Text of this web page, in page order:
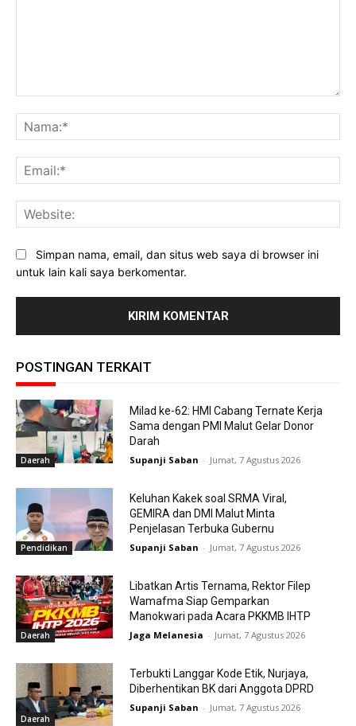
Simpan nama, email, dan situs web saya di browser ini
untuk lain kali saya berkomentar.
POSTINGAN TERKAIT
Daerah
Milad ke-62: HMI Cabang Ternate Kerja
Sama dengan PMI Malut Gelar Donor
Darah
Supanji Saban - Jumat, 7 Agustus 2026
Pendidikan
Keluhan Kakek soal SRMA Viral,
GEMIRA dan DMI Malut Minta
Penjelasan Terbuka Gubernu
Supanji Saban - Jumat, 7 Agustus 2026
Daerah
Libatkan Artis Ternama, Rektor Filep
Wamafma Siap Gemparkan
Manokwari pada Acara PKKMB IHTP
Jaga Melanesia - Jumat, 7 Agustus 2026
Daerah
Terbukti Langgar Kode Etik, Nurjaya,
Diberhentikan BK dari Anggota DPRD
Supanji Saban - Jumat, 7 Agustus 2026